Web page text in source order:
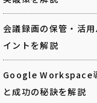
会議録画の保管・活
イントを解説
Google Workspace
と成功の秘訣を解説